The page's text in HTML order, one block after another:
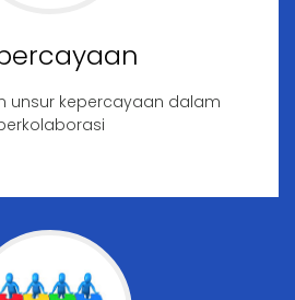
unsur kepercayaan dalam